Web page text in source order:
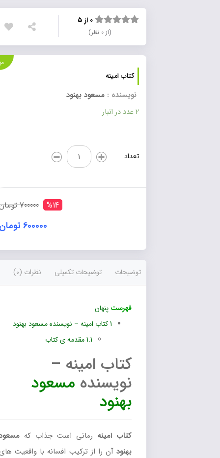
۰ از ۵
کتاب امینه
موجود
نویسنده :مسعود بهنود
کتاب
امینه
700000 تومان
600000 تومان
توضیحات توضیحات تکمیلی نظرات (0)
پنهان
کتاب امینه – نویسنده مسعود بهنود
مقدمه ی کتاب
کتاب امینه –
نویسندهمسعود
بهنود
کتاب امینهرمانی است جذاب کهمسعود
آن را از ترکیب افسانه با واقعیت های